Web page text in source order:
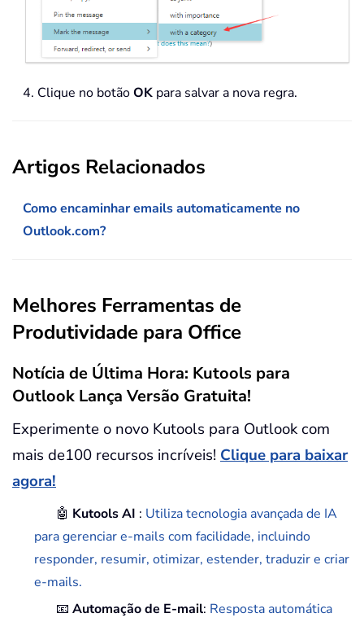
4. Clique no botãoOK para salvar a nova regra.
Artigos Relacionados
Como encaminhar emails automaticamente no
Outlook.com?
Melhores Ferramentas de
Produtividade para Office
Notícia de Última Hora: Kutools para
Outlook Lança Versão Gratuita!
Experimente o novo Kutools para Outlook com
mais de100 recursos incríveis! Clique para baixar
agora!
🤖 Kutools AI : Utiliza tecnologia avançada de IA
para gerenciar e-mails com facilidade, incluindo
responder, resumir, otimizar, estender, traduzir e criar
e-mails.
📧Automação de E-mail: Resposta automática